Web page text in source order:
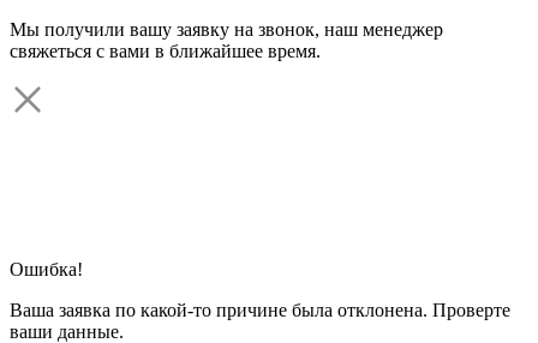
Мы получили вашу заявку на звонок, наш менеджер
свяжеться с вами в ближайшее время.
Ошибка!
Ваша заявка по какой-то причине была отклонена. Проверте
ваши данные.